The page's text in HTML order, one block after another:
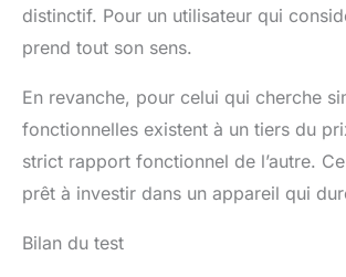
distinctif. Pour un utilisateur qui
prend tout son sens.
En revanche, pour celui qui cherche
fonctionnelles existent à un tiers du
strict rapport fonctionnel de l’autre.
prêt à investir dans un appareil qui
Bilan du test